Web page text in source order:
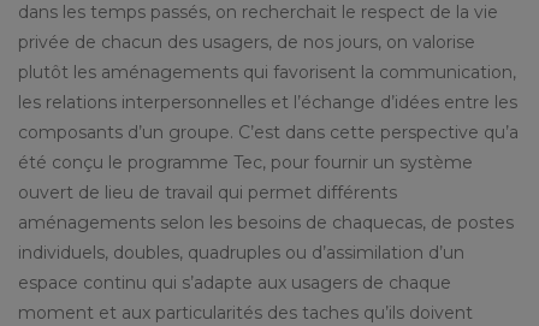
dans les temps passés, on recherchait le respect de la vie
privée de chacun des usagers, de nos jours, on valorise
plutôt les aménagements qui favorisent la communication,
les relations interpersonnelles et l’échange d’idées entre les
composants d’un groupe. C’est dans cette perspective qu’a
été conçu le programme Tec, pour fournir un système
ouvert de lieu de travail qui permet différents
aménagements selon les besoins de chaquecas, de postes
individuels, doubles, quadruples ou d’assimilation d’un
espace continu qui s’adapte aux usagers de chaque
moment et aux particularités des taches qu’ils doivent